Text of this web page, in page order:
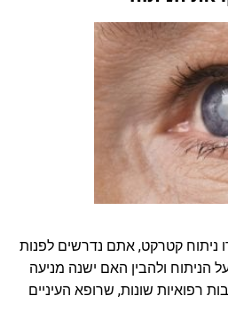
קטרקט, אתם נדרשים לפנות
הניתוח ולהבין האם ישנה מניעה
רפואיות שונות, שרופא העיניים